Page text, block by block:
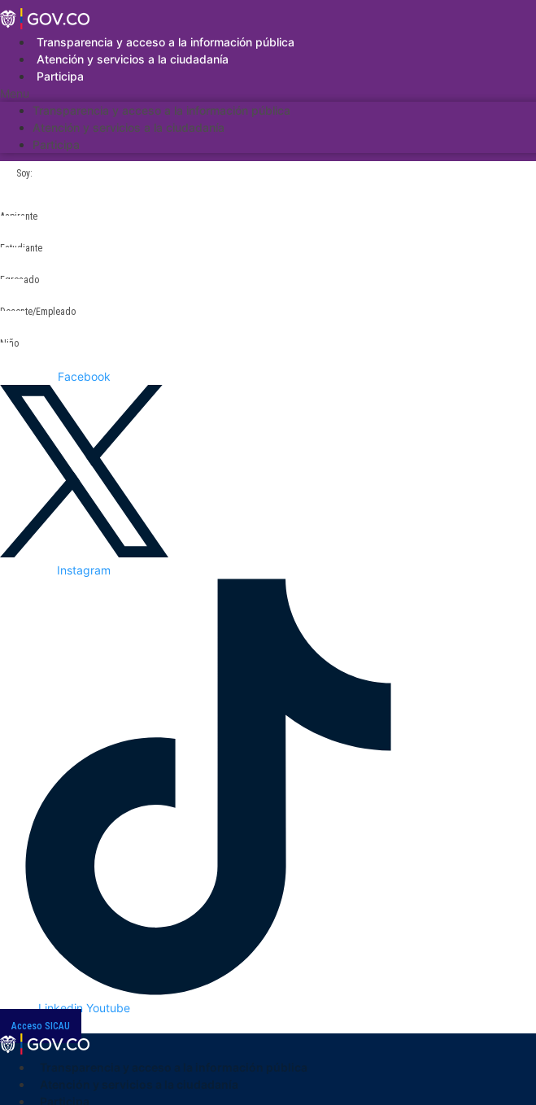
Saltar
al
contenidoTransparencia y acceso a la información pública
Atención y servicios a la ciudadanía
Participa
Menu
Transparencia y acceso a la información pública
Atención y servicios a la ciudadanía
Participa
Soy:
Aspirante
Estudiante
Egresado
Docente/Empleado
Niño
Facebook
Instagram
Linkedin Youtube
Acceso SICAU